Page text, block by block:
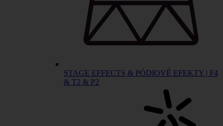
STAGE EFFECTS & PÓDIOVÉ EFEKTY | F4
& T2 & P2